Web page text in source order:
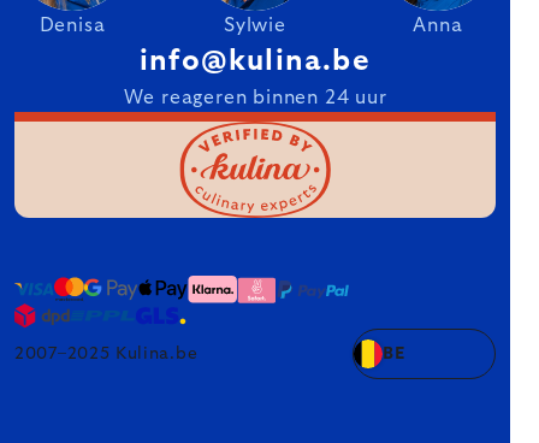
Denisa Sylwie Anna
info@kulina.be
We reageren binnen 24 uur
2007–2025 Kulina.be BE